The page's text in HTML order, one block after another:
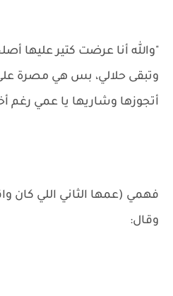
"والله أنا عرضت كتير عليها
وتبقى حلالي، بس هي مصرة على
أتجوزها وشاريها يا عمي رغم
فهمي (عمها الثاني اللي كان
وقال: